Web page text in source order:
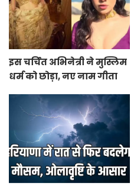
इस चर्चित अभिनेत्री ने मुस्लिम
धर्म को छोड़ा, नए नाम गीता